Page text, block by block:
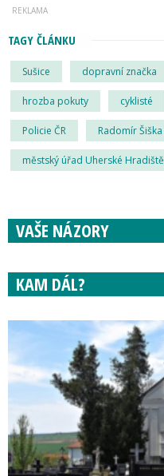
TAGY ČLÁNKU
Sušice dopravní značka
hrozba pokuty cyklisté
Policie ČR Radomír Šiška
městský úřad Uherské Hradiště
VAŠE NÁZORY
KAM DÁL?